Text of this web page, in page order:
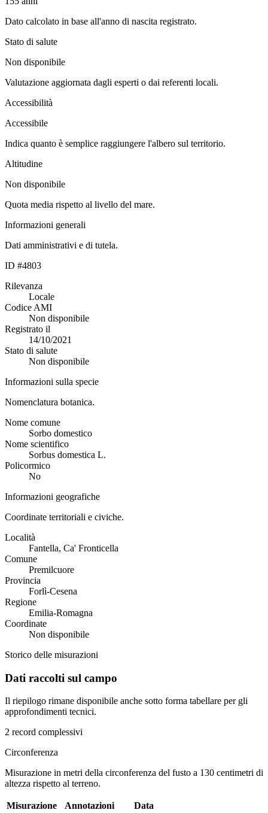
Dato calcolato in base all'anno di nascita registrato.
Stato di salute
Non disponibile
Valutazione aggiornata dagli esperti o dai referenti locali.
Accessibilità
Accessibile
Indica quanto è semplice raggiungere l'albero sul territorio.
Altitudine
Non disponibile
Quota media rispetto al livello del mare.
Informazioni generali
Dati amministrativi e di tutela.
ID #4803
Rilevanza
Locale
Codice AMI
Non disponibile
Registrato il
14/10/2021
Stato di salute
Non disponibile
Informazioni sulla specie
Nomenclatura botanica.
Nome comune
Sorbo domestico
Nome scientifico
Sorbus domestica L.
Policormico
No
Informazioni geografiche
Coordinate territoriali e civiche.
Località
Fantella, Ca' Fronticella
Comune
Premilcuore
Provincia
Forlì-Cesena
Regione
Emilia-Romagna
Coordinate
Non disponibile
Storico delle misurazioni
Dati raccolti sul campo
Il riepilogo rimane disponibile anche sotto forma tabellare per gli
approfondimenti tecnici.
2 record complessivi
Circonferenza
Misurazione in metri della circonferenza del fusto a 130 centimetri di
altezza rispetto al terreno.
Misurazione Annotazioni
Data